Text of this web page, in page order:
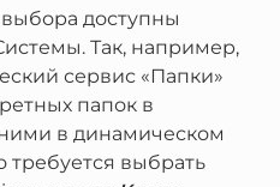
доступны
Так, например,
сервис «Папки»
папок в
в динамическом
требуется выбрать